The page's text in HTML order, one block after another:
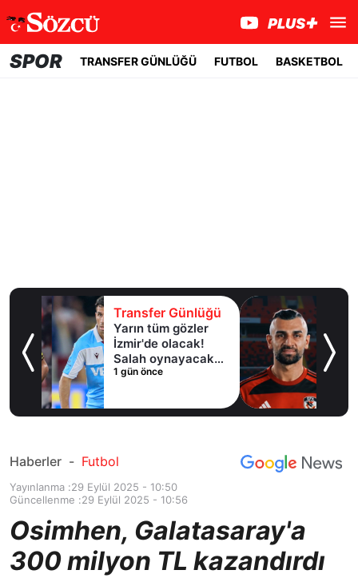
SPOR TRANSFER GÜNLÜĞÜ FUTBOL BASKETBOL
Transfer Günlüğü
Serdar Dursun'un
yeni adresi belli
oldu
2 gün önce
Haberler - Futbol
Yayınlanma :29 Eylül 2025 - 10:50
Güncellenme :29 Eylül 2025 - 10:56
Osimhen, Galatasaray'a
300 milyon TL kazandırdı